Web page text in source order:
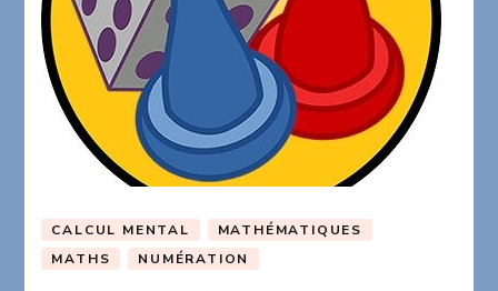
CALCUL MENTAL
MATHÉMATIQUES
MATHS
NUMÉRATION